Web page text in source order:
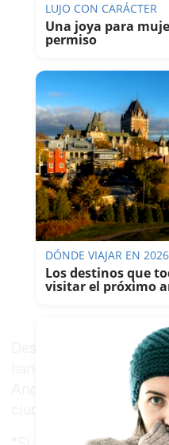
Desde el Ayuntamiento
han sumado a la
Andrés y han pedido
ciudadanía para
LUJO CON CARÁCTER
Una joya para
permiso
DÓNDE VIAJAR EN 2026
Los destinos que
visitar el próximo